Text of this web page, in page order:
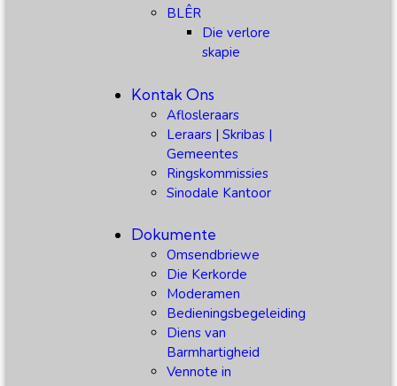
BLÊR
Die verlore
skapie
Kontak Ons
Aflosleraars
Leraars | Skribas |
Gemeentes
Ringskommissies
Sinodale Kantoor
Dokumente
Omsendbriewe
Die Kerkorde
Moderamen
Bedieningsbegeleiding
Diens van
Barmhartigheid
Vennote in